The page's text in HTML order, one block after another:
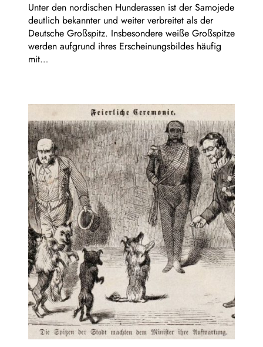
Unter den nordischen Hunderassen ist der Samojede
deutlich bekannter und weiter verbreitet als der
Deutsche Großspitz. Insbesondere weiße Großspitze
werden aufgrund ihres Erscheinungsbildes häufig
mit…